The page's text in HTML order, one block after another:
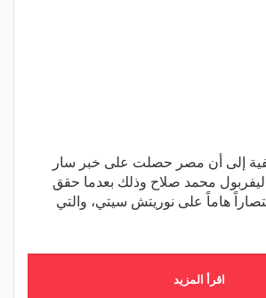
إلى أن مصر حصلت على خبر سار
محمد صلاح وذلك بعدما حقق
هاماً على نوريتش سيتي، والتي
اقرأ المزيد